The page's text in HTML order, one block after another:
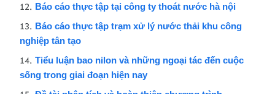
Báo cáo thực tập tại công ty thoát nước hà nội
Báo cáo thực tập trạm xử lý nước thải khu công
nghiệp tân tạo
Tiểu luận bao nilon và những ngoại tác đến cuộc
sống trong giai đoạn hiện nay